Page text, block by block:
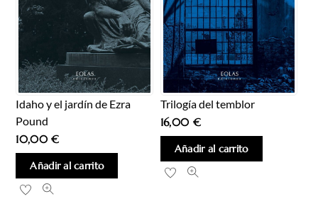
Idaho y el jardín de Ezra
Pound
10,00€
Añadir al carrito
Trilogía del temblor
16,00 €
Añadir al carrito